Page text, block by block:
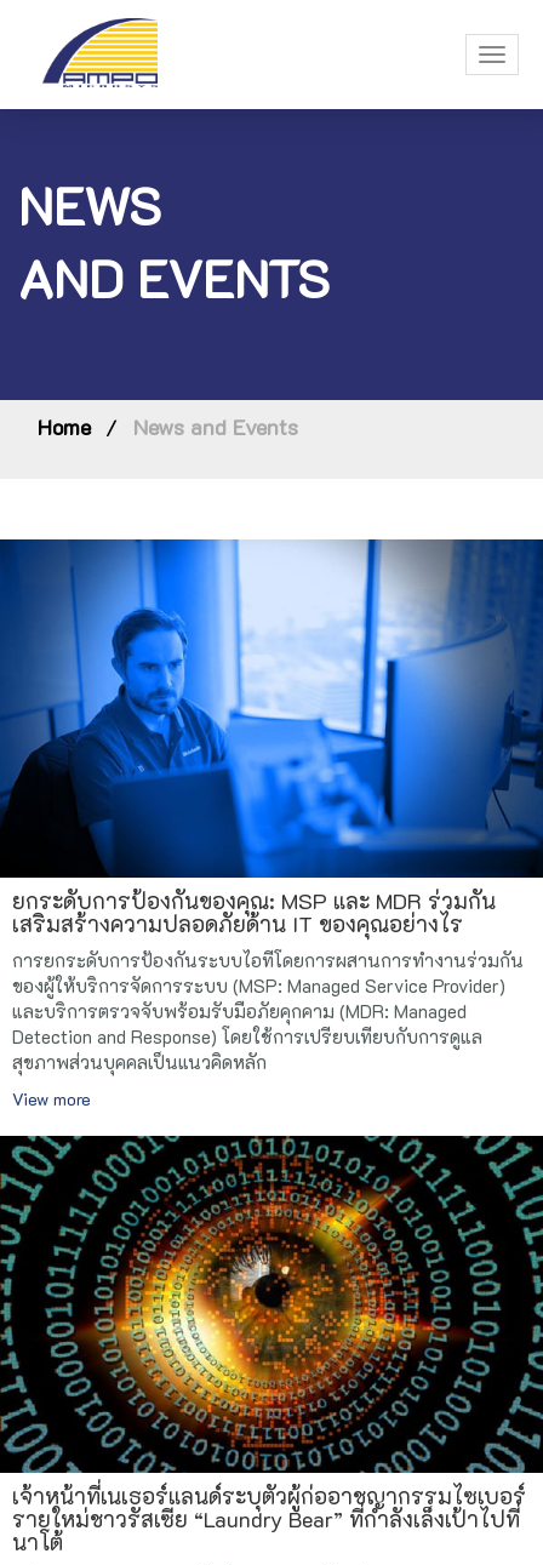
NEWS
AND EVENTS
Home News and Events
ยกระดับการป้องกันของคุณ: MSP และ MDR ร่วมกัน
เสริมสร้างความปลอดภัยด้าน IT ของคุณอย่างไร
การยกระดับการป้องกันระบบไอทีโดยการผสานการทำงานร่วมกัน
ของผู้ให้บริการจัดการระบบ (MSP: Managed Service Provider)
และบริการตรวจจับพร้อมรับมือภัยคุกคาม (MDR: Managed
Detection and Response) โดยใช้การเปรียบเทียบกับการดูแล
สุขภาพส่วนบุคคลเป็นแนวคิดหลัก
View more
เจ้าหน้าที่เนเธอร์แลนด์ระบุตัวผู้ก่ออาชญากรรมไซเบอร์
รายใหม่ชาวรัสเซีย “Laundry Bear” ที่กำลังเล็งเป้าไปที่
นาโต้